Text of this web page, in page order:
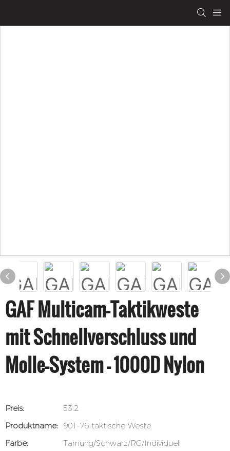
GAF Multicam-Taktikweste
mit Schnellverschluss und
Molle-System – 1000D Nylon
Preis:
53.2
Produktname: 901-76 taktische Weste
Farbe:
Tarnung/Schwarz/RG/Individuell